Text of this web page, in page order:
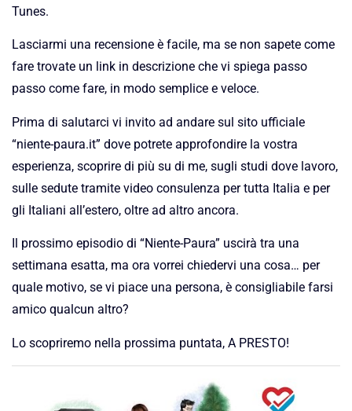
Tunes.
Lasciarmi una recensione è facile, ma se non sapete come
fare trovate un link in descrizione che vi spiega passo
passo come fare, in modo semplice e veloce.
Prima di salutarci vi invito ad andare sul sito ufficiale
“niente-paura.it” dove potrete approfondire la vostra
esperienza, scoprire di più su di me, sugli studi dove lavoro,
sulle sedute tramite video consulenza per tutta Italia e per
gli Italiani all’estero, oltre ad altro ancora.
Il prossimo episodio di “Niente-Paura” uscirà tra una
settimana esatta, ma ora vorrei chiedervi una cosa… per
quale motivo, se vi piace una persona, è consigliabile farsi
amico qualcun altro?
Lo scopriremo nella prossima puntata, A PRESTO!